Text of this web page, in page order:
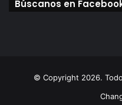
Búscanos en
© Copyright 2026.